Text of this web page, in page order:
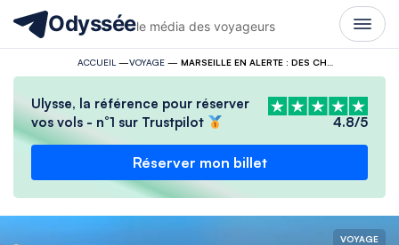
Odysséele média des voyageurs
ACCUEIL —VOYAGE—
Ulysse, la référence pour réserver
vos vols - n°1 sur Trustpilot
4.8/5
Réserver mon billet
VOYAGE